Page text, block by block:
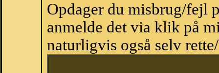
Opdager du misbrug/fejl
anmelde det via klik på
naturligvis også selv